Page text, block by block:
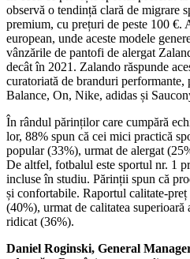
observă o tendință clară de migrare
premium, cu prețuri de peste 100 €.
european, unde aceste modele
vânzările de pantofi de alergat
decât în 2021. Zalando răspunde
curatoriată de branduri
Balance, On, Nike, adidas și
În rândul părinților care cumpără
lor, 88% spun că cei mici practică
popular (33%), urmat de alergat
De altfel, fotbalul este sportul nr. 1
incluse în studiu. Părinții spun că
și confortabile. Raportul calitate-
(40%), urmat de calitatea
ridicat (36%).
Daniel Roginski, General